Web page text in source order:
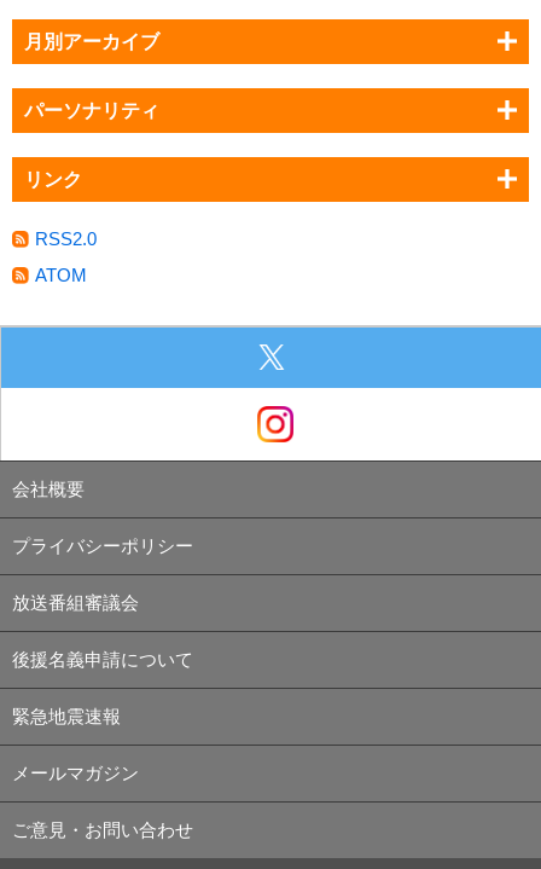
月別アーカイブ
パーソナリティ
リンク
RSS2.0
ATOM
会社概要
プライバシーポリシー
放送番組審議会
後援名義申請について
緊急地震速報
メールマガジン
ご意見・お問い合わせ